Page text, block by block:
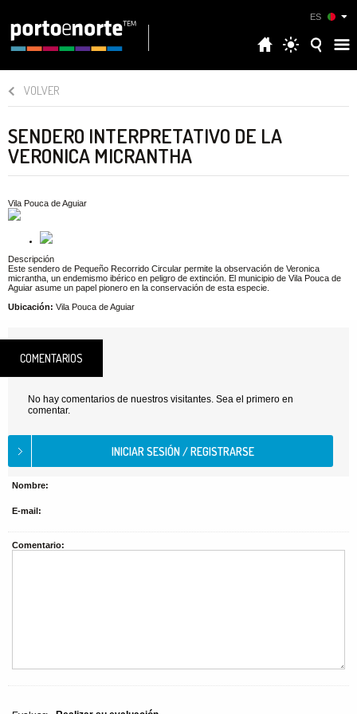
ES
VOLVER
SENDERO INTERPRETATIVO DE LA
VERONICA MICRANTHA
Vila Pouca de Aguiar
Descripción
Este sendero de Pequeño Recorrido Circular permite la observación de Veronica
micrantha, un endemismo ibérico en peligro de extinción. El municipio de Vila Pouca de
Aguiar asume un papel pionero en la conservación de esta especie.
Ubicación: Vila Pouca de Aguiar
COMENTARIOS
No hay comentarios de nuestros visitantes. Sea el primero en
comentar.
Nombre:
E-mail:
Comentario: